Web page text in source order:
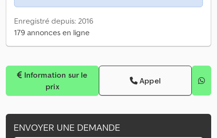
Enregistré depuis: 2016
179 annonces en ligne
prix
Appel
ENVOYER UNE DEMANDE